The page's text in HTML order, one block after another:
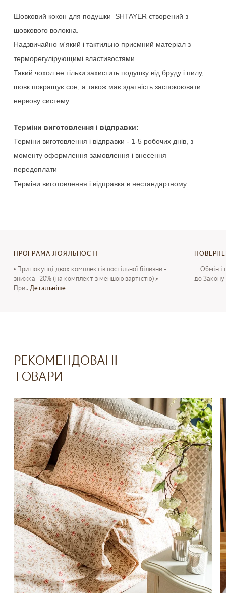
Шовковий кокон для подушки SHTAYER створений з
шовкового волокна.
Надзвичайно м'який і тактильно приємний матеріал з
терморегулірующимі властивостями.
Такий чохол не тільки захистить подушку від бруду і пилу,
шовк покращує сон, а також має здатність заспокоювати
нервову систему.
Терміни виготовлення і відправки:
Терміни виготовлення і відправки - 1-5 робочих днів, з
моменту оформлення замовлення і внесення
передоплати
Терміни виготовлення і відправка в нестандартному
ПРОГРАМА ЛОЯЛЬНОСТІ
• При покупці двох комплектів постільної білизни -
знижка -20% (на комплект з меншою вартістю).•
При..Детальнiше
Обмін і
до Закону
РЕКОМЕНДОВАНІ
ТОВАРИ